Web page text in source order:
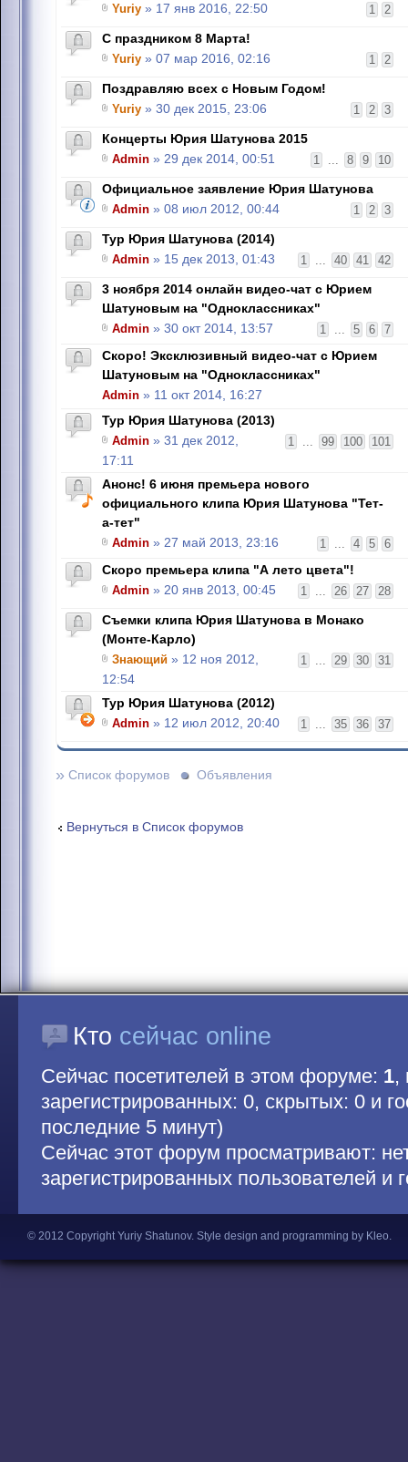
1 2
Yuriy » 17 янв 2016, 22:50
C праздником 8 Марта!
1 2
Yuriy » 07 мар 2016, 02:16
Поздравляю всех с Новым Годом!
1 2 3
Yuriy » 30 дек 2015, 23:06
Концерты Юрия Шатунова 2015
1 ... 8 9 10
Admin » 29 дек 2014, 00:51
Официальное заявление Юрия Шатунова
1 2 3
Admin » 08 июл 2012, 00:44
Тур Юрия Шатунова (2014)
1 ... 40 41 42
Admin » 15 дек 2013, 01:43
3 ноября 2014 онлайн видео-чат с Юрием
Шатуновым на "Одноклассниках"
1 ... 5 6 7
Admin » 30 окт 2014, 13:57
Скоро! Эксклюзивный видео-чат с Юрием
Шатуновым на "Одноклассниках"
Admin » 11 окт 2014, 16:27
Тур Юрия Шатунова (2013)
1 ... 99 100 101
Admin » 31 дек 2012,
17:11
Анонс! 6 июня премьера нового
официального клипа Юрия Шатунова "Тет-
а-тет"
1 ... 4 5 6
Admin » 27 май 2013, 23:16
Скоро премьера клипа "А лето цвета"!
1 ... 26 27 28
Admin » 20 янв 2013, 00:45
Съемки клипа Юрия Шатунова в Монако
(Монте-Карло)
1 ... 29 30 31
Знающий » 12 ноя 2012,
12:54
Тур Юрия Шатунова (2012)
1 ... 35 36 37
Admin » 12 июл 2012, 20:40
» Список форумов Объявления
Вернуться в Список форумов
Кто сейчас online
Сейчас посетителей в этом форуме: 1,
зарегистрированных: 0, скрытых: 0 и
последние 5 минут)
Сейчас этот форум просматривают:
зарегистрированных пользователей и
© 2012 Copyright Yuriy Shatunov. Style design and programming by Kleo.